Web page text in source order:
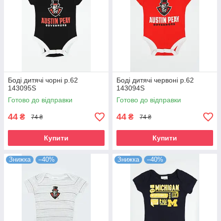
Боді дитячі чорні р.62
143095S
Готово до відправки
44 ₴ 74 ₴
Купити
Боді дитячі червоні р.62
143094S
Готово до відправки
44 ₴ 74 ₴
Купити
Знижка –40% Знижка –40%